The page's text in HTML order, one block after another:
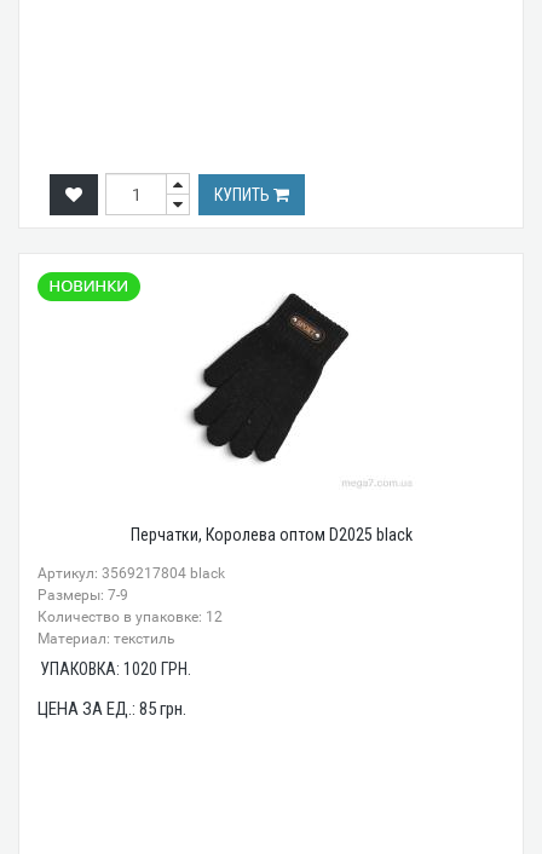
КУПИТЬ
Перчатки, Королева оптом D2025 black
Артикул: 3569217804 black
Размеры: 7-9
Количество в упаковке: 12
Материал: текстиль
УПАКОВКА: 1020 ГРН.
ЦЕНА ЗА ЕД.: 85грн.